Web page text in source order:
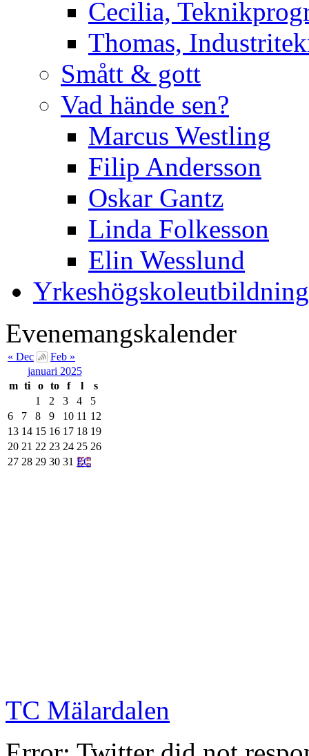
Cecilia,
Thomas,
Smått & gott
Vad hände sen?
Marcus Westling
Filip Andersson
Oskar Gantz
Linda Folkesson
Elin Wesslund
Yrkeshögskoleutbildning
Evenemangskalender
« Dec
Feb »
januari 2025
m ti o to f l
s
1
2 3 4
5
6
7 8 9 10 11 12
13 14 15 16 17 18 19
20 21 22 23 24 25 26
27 28 29 30 31 EC
TC Mälardalen